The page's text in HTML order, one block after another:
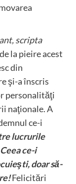
scripta
la pieire acest
din
şi-a înscris
personalităţi
naţionale. A
ce-i
lucrurile
Ceea ce-i
doar să-
Felicitări